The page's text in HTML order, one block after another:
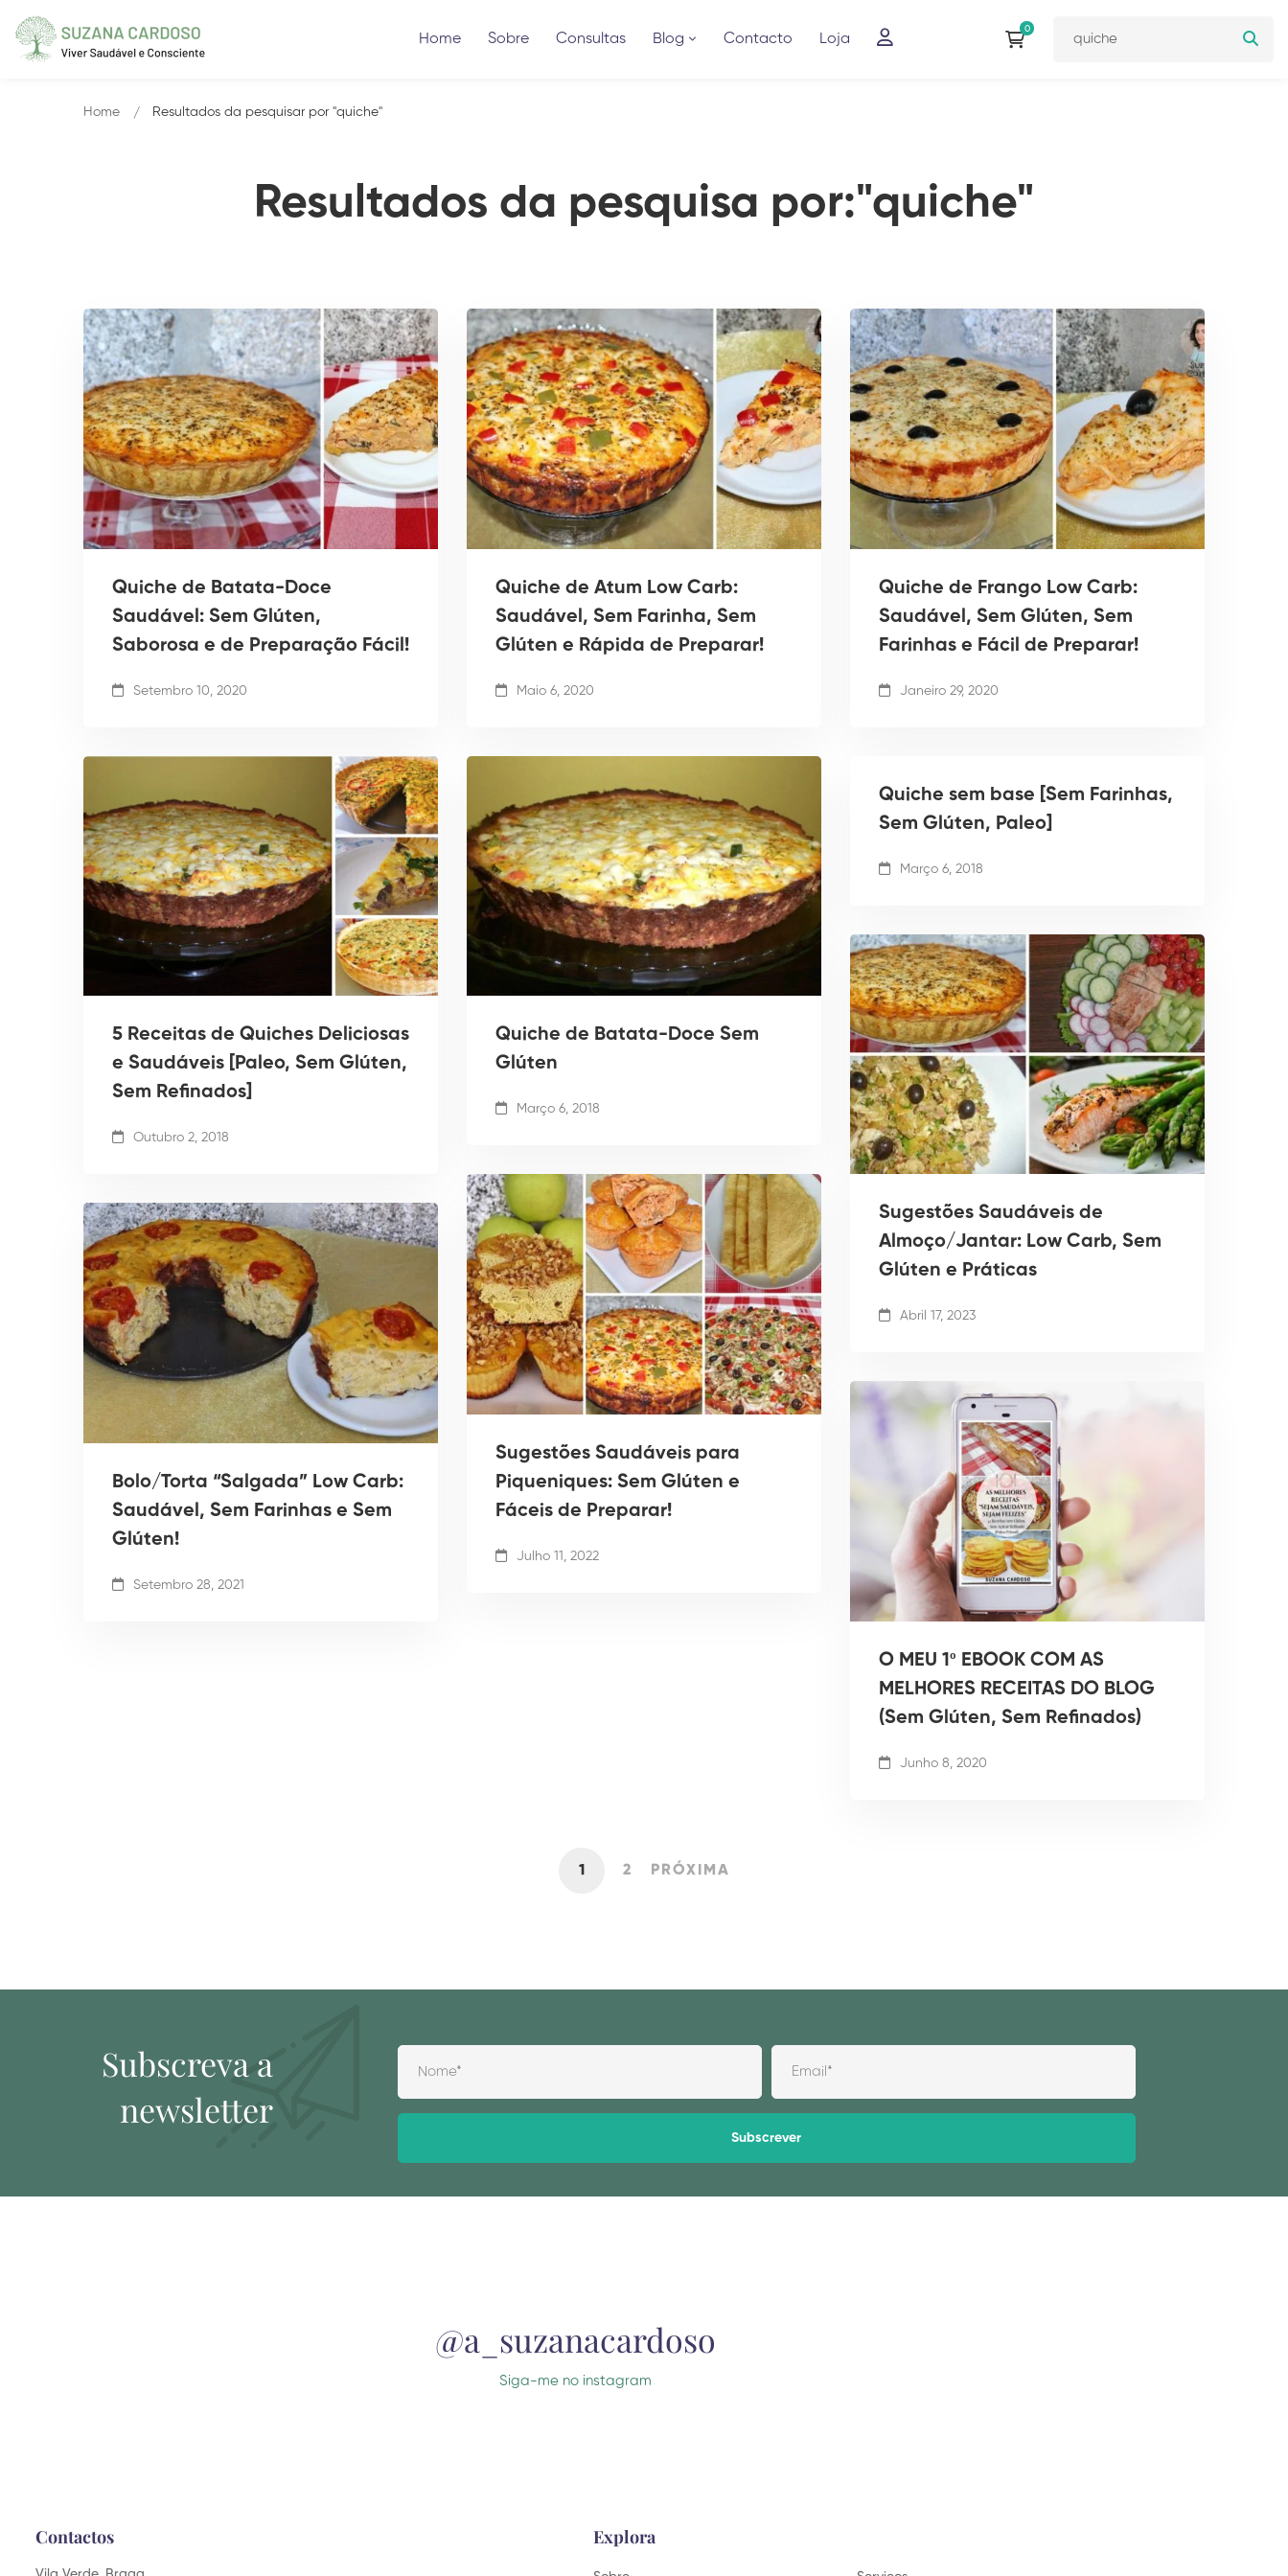
Home Sobre Consultas Blog Contacto Loja
Resultados da pesquisa por:"quiche"
Home Resultados da pesquisar por "quiche"
Quiche de Batata-Doce
Saudável: Sem Glúten,
Saborosa e de Preparação Fácil!
Setembro 10, 2020
Quiche de Atum Low Carb:
Saudável, Sem Farinha, Sem
Glúten e Rápida de Preparar!
Maio 6, 2020
Quiche de Frango Low Carb:
Saudável, Sem Glúten, Sem
Farinhas e Fácil de Preparar!
Janeiro 29, 2020
5 Receitas de Quiches Deliciosas
e Saudáveis [Paleo, Sem Glúten,
Sem Refinados]
Outubro 2, 2018
Quiche de Batata-Doce Sem
Glúten
Março 6, 2018
Quiche sem base [Sem Farinhas,
Sem Glúten, Paleo]
Março 6, 2018
Sugestões Saudáveis de
Almoço/Jantar: Low Carb, Sem
Glúten e Práticas
Abril 17, 2023
Sugestões Saudáveis para
Piqueniques: Sem Glúten e
Fáceis de Preparar!
Julho 11, 2022
Bolo/Torta “Salgada” Low Carb:
Saudável, Sem Farinhas e Sem
Glúten!
Setembro 28, 2021
O MEU 1º EBOOK COM AS
MELHORES RECEITAS DO BLOG
(Sem Glúten, Sem Refinados)
Junho 8, 2020
1 2 PRÓXIMA
Subscreva a
newsletter
@a_suzanacardoso
Siga-me no instagram
Contactos Explora